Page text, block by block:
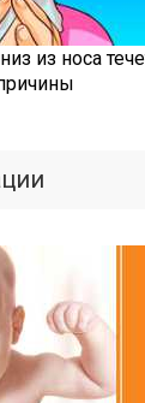
из носа